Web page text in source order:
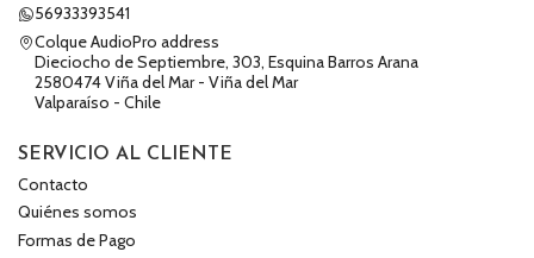
56933393541
Colque AudioPro address
Dieciocho de Septiembre, 303, Esquina Barros Arana
2580474 Viña del Mar - Viña del Mar
Valparaíso - Chile
SERVICIO AL CLIENTE
Contacto
Quiénes somos
Formas de Pago